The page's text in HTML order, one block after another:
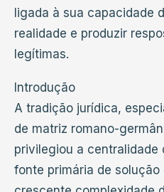
ligada à sua capacidade
realidade e produzir
legítimas.
Introdução
A tradição jurídica,
de matriz romano-
privilegiou a centralidade
fonte primária de